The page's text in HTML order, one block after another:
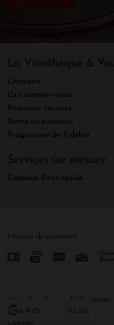
Livraison
Qui sommes-nous
Paiement sécurisé
Vente en primeurs
Programme de Fidélité
Cadeaux d'entreprise
Mentions légales
4.9/5